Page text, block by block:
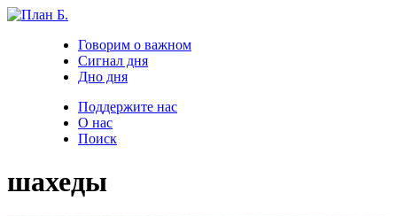
Говорим о важном
Сигнал дня
Дно дня
Поддержите нас
О нас
Поиск
шахеды